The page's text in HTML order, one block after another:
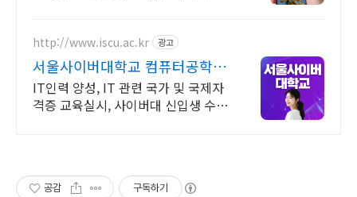
http://www.iscu.ac.kr 광고
서울사이버대학교 컴퓨터공학과
2026 가을학기 신편입생
IT인력 양성, IT 관련 국가 및 국제자
격증 교육실시, 사이버대 신입생 수 1
공감 구독하기